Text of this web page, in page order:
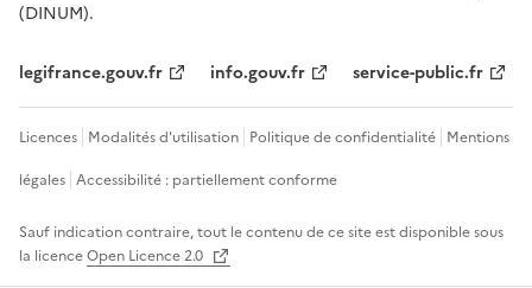
(DINUM).
legifrance.gouv.fr info.gouv.fr service-public.fr
Licences Modalités d'utilisation Politique de confidentialité Mentions
légales Accessibilité : partiellement conforme
Sauf indication contraire, tout le contenu de ce site est disponible sous
la licenceOpen Licence 2.0